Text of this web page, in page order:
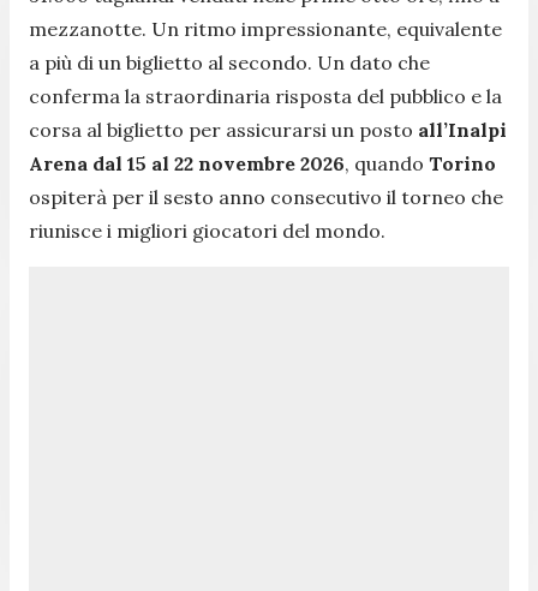
mezzanotte. Un ritmo impressionante, equivalente
a più di un biglietto al secondo. Un dato che
conferma la straordinaria risposta del pubblico e la
corsa al biglietto per assicurarsi un posto all’Inalpi
Arena dal 15 al 22 novembre 2026, quando Torino
ospiterà per il sesto anno consecutivo il torneo che
riunisce i migliori giocatori del mondo.